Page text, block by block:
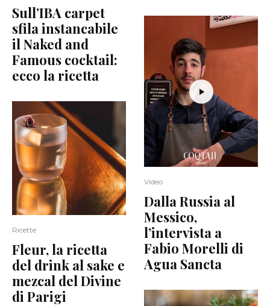
Sull’IBA carpet
sfila instancabile
il Naked and
Famous cocktail:
ecco la ricetta
Ricette
Fleur, la ricetta
del drink al sake e
mezcal del Divine
di Parigi
Video
Dalla Russia al
Messico,
l’intervista a
Fabio Morelli di
Agua Sancta